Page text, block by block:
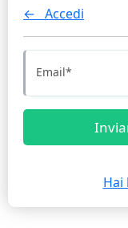
← Accedi
Email*
Hai